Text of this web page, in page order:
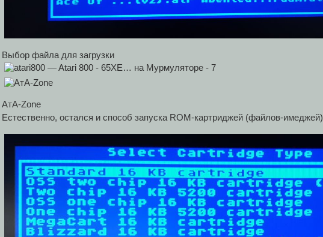
Выбор файла для загрузки
АтA-Zone
Естественно, остался и способ запуска ROM-картриджей (файлов-имеджей)